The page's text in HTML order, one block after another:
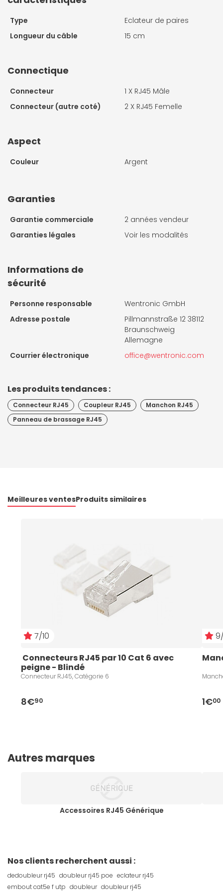
Type
Eclateur de paires
Longueur du câble
15 cm
Connectique
Connecteur 1 X RJ45 Mâle
Connecteur (autre coté)
2 X RJ45 Femelle
Aspect
Couleur Argent
Garanties
Garantie commerciale
2 années vendeur
Garanties légales
Voir les modalités
Informations de
sécurité
Personne responsable
Wentronic GmbH
Adresse postale
Pillmannstraße 12 38112
Braunschweig
Allemagne
Courrier électronique
office@wentronic.com
Les produits tendances :
Connecteur RJ45 Coupleur RJ45
Manchon RJ45
Panneau de brassage RJ45
Meilleures ventesProduits similaires
7/10
peigne - Blindé
Connecteur RJ45, Catégorie 6
8€90 1€00
Autres marques
Accessoires RJ45 Générique
Nos clients recherchent aussi :
dedoubleur rj45 doubleur rj45 poe eclateur rj45
embout cat5e f utp doubleur doubleur rj45